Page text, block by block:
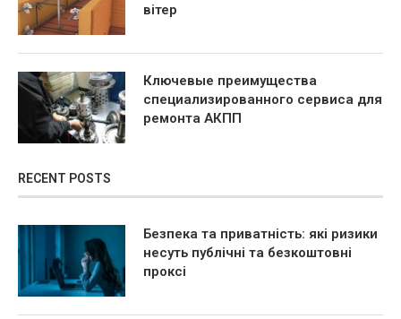
вітер
Ключевые преимущества
специализированного сервиса для
ремонта АКПП
RECENT POSTS
Безпека та приватність: які ризики
несуть публічні та безкоштовні
проксі